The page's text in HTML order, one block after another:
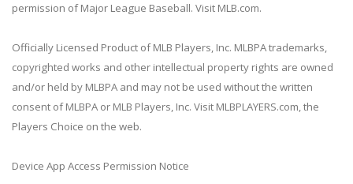
permission of Major League Baseball. Visit MLB.com.
Officially Licensed Product of MLB Players, Inc. MLBPA trademarks,
copyrighted works and other intellectual property rights are owned
and/or held by MLBPA and may not be used without the written
consent of MLBPA or MLB Players, Inc. Visit MLBPLAYERS.com, the
Players Choice on the web.
Device App Access Permission Notice